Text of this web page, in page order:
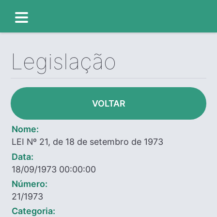
Legislação
VOLTAR
Nome:
LEI Nº 21, de 18 de setembro de 1973
Data:
18/09/1973 00:00:00
Número:
21/1973
Categoria: